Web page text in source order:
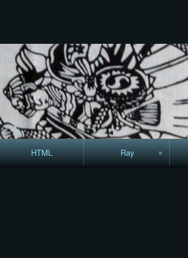
ン
ツ
へ
ス
キ
ッ
プ
HTML Ray